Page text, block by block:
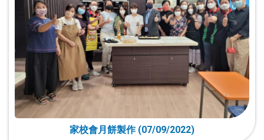
家校會月餅製作 (07/09/2022)